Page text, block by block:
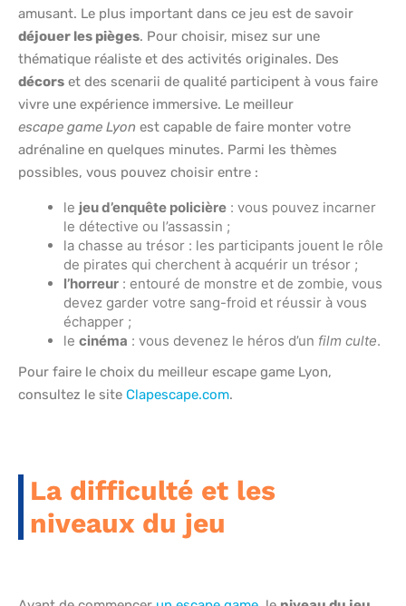
amusant. Le plus important dans ce jeu est de savoir
déjouer les pièges. Pour choisir, misez sur une
thématique réaliste et des activités originales. Des
décors et des scenarii de qualité participent à vous faire
vivre une expérience immersive. Le meilleur
escape game Lyon est capable de faire monter votre
adrénaline en quelques minutes. Parmi les thèmes
possibles, vous pouvez choisir entre :
le jeu d’enquête policière : vous pouvez incarner
le détective ou l’assassin ;
la chasse au trésor : les participants jouent le rôle
de pirates qui cherchent à acquérir un trésor ;
l’horreur : entouré de monstre et de zombie, vous
devez garder votre sang-froid et réussir à vous
échapper ;
le cinéma : vous devenez le héros d’un film culte.
Pour faire le choix du meilleur escape game Lyon,
consultez le site Clapescape.com.
La difficulté et les
niveaux du jeu